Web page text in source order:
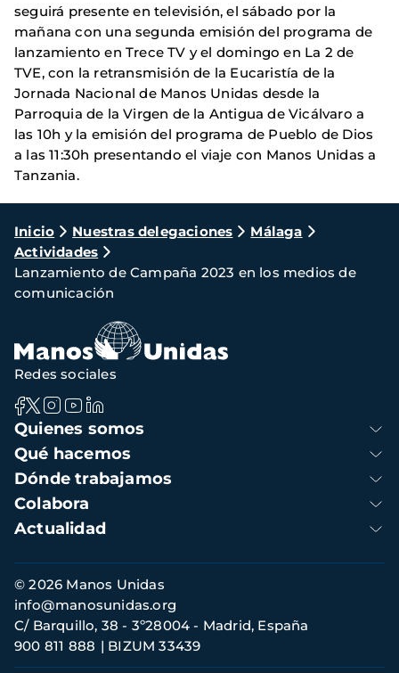
seguirá presente en televisión, el sábado por la
mañana con una segunda emisión del programa de
lanzamiento en Trece TV y el domingo en La 2 de
TVE, con la retransmisión de la Eucaristía de la
Jornada Nacional de Manos Unidas desde la
Parroquia de la Virgen de la Antigua de Vicálvaro a
las 10h y la emisión del programa de Pueblo de Dios
a las 11:30h presentando el viaje con Manos Unidas a
Tanzania.
Ruta
de
navegación
Inicio Nuestras delegaciones
Málaga
Actividades
Lanzamiento de Campaña 2023 en los medios de
comunicación
Navegación
principal
Quienes somos
Qué hacemos
Dónde trabajamos
Colabora
Actualidad
Redes sociales
Información
de
contacto
© 2026 Manos Unidas
C/ Barquillo, 38 - 3º28004 - Madrid, España
900 811 888
BIZUM 33439
info@manosunidas.org